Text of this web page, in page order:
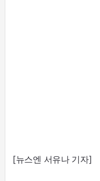
[뉴스엔 서유나 기자]